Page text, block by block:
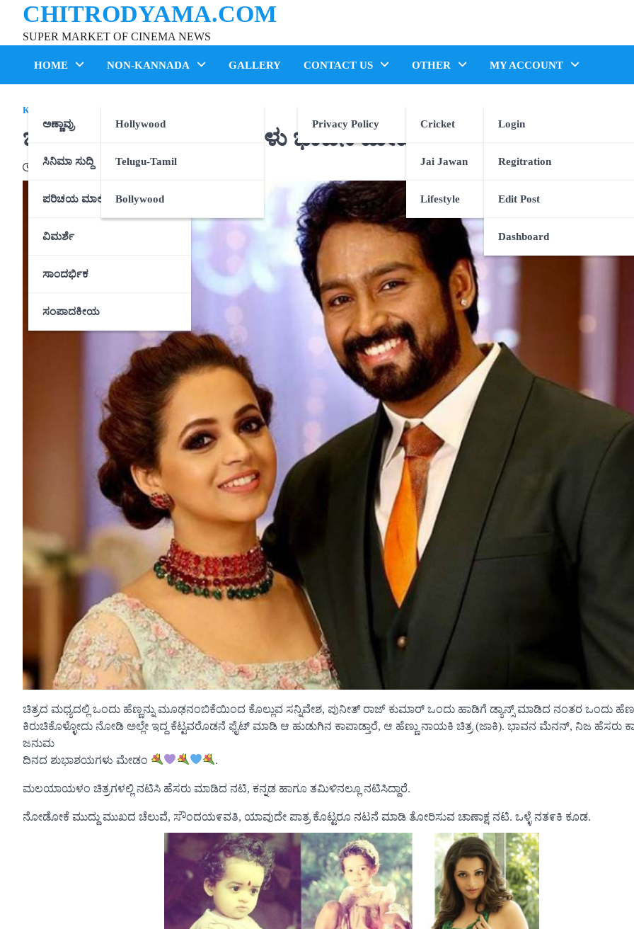
content
CHITRODYAMA.COM
SUPER MARKET OF CINEMA NEWS
HOME
ಅಣ್ಣಾವ್ರು
ಸಿನಿಮಾ ಸುದ್ದಿ
ಪರಿಚಯ ಮಾಲಿಕೆ
ವಿಮರ್ಶೆ
ಸಾಂದರ್ಭಿಕ
ಸಂಪಾದಕೀಯ
NON-KANNADA
Hollywood
Telugu-Tamil
Bollywood
GALLERY CONTACT US
Privacy Policy
OTHER
Cricket
Jai Jawan
Lifestyle
MY ACCOUNT
Login
Regitration
Edit Post
Dashboard
KANNADA
ಜನುಮ ದಿನದ ಶುಭಾಶಯಗಳು ಭಾವನ ಮೇಡಂ
06/06/2021
ಚಿತ್ರದ ಮಧ್ಯದಲ್ಲಿ ಒಂದು ಹೆಣ್ಣನ್ನು ಮೂಢನಂಬಿಕೆಯಿಂದ ಕೊಲ್ಲುವ ಸನ್ನಿವೇಶ, ಪುನೀತ್ ರಾಜ್ ಕುಮಾರ್ ಒಂದು ಹಾಡಿಗೆ ಡ್ಯಾನ್ಸ್ ಮಾಡಿದ ನಂತರ ಒಂದು
ಕಿರುಚಿಕೊಳ್ಳೋದು ನೋಡಿ ಅಲ್ಲೇ ಇದ್ದ ಕೆಟ್ಟವರೊಡನೆ ಫೈಟ್ ಮಾಡಿ ಆ ಹುಡುಗಿನ ಕಾಪಾಡ್ತಾರೆ, ಆ ಹೆಣ್ಣು ನಾಯಕಿ ಚಿತ್ರ (ಜಾಕಿ). ಭಾವನ ಮೆನನ್, ನಿಜ ಹೆಸರು
ಜನುಮ
ದಿನದ ಶುಭಾಶಯಗಳು ಮೇಡಂ
.
ಮಲಯಾಯಳಂ ಚಿತ್ರಗಳಲ್ಲಿ ನಟಿಸಿ ಹೆಸರು ಮಾಡಿದ ನಟಿ, ಕನ್ನಡ ಹಾಗೂ ತಮಿಳಿನಲ್ಲೂ ನಟಿಸಿದ್ದಾರೆ.
ನೋಡೋಕೆ ಮುದ್ದು ಮುಖದ ಚೆಲುವೆ, ಸೌಂದಯ೯ವತಿ, ಯಾವುದೇ ಪಾತ್ರ ಕೊಟ್ಟರೂ ನಟನೆ ಮಾಡಿ ತೋರಿಸುವ ಚಾಣಾಕ್ಷ ನಟಿ. ಒಳ್ಳೆ ನತ೯ಕಿ ಕೂಡ.